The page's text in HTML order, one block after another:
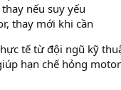
nếu suy yếu
thay mới khi cần
tế từ đội ngũ kỹ
hạn chế hỏng